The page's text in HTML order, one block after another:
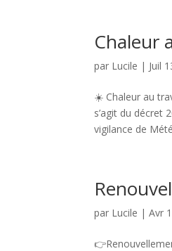
Chaleur
par Lucile | Juil
☀️ Chaleur au
s’agit du décret
vigilance de
par Lucile |Avr